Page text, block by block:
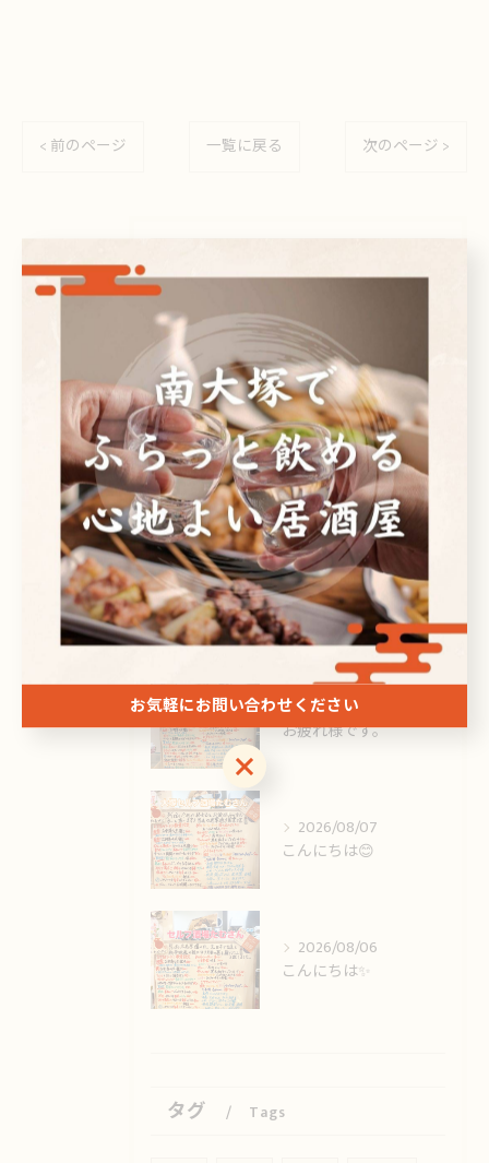
< 前のページ 一覧に戻る 次のページ >
全てのカテゴリー
日本酒
ビール
焼酎
刺身
ドリンク
最近の投稿 Recent Posts
2026/08/08
お疲れ様です。
2026/08/07
こんにちは😊
2026/08/06
こんにちは✨️
タグ Tags
お気軽にお問い合わせください
お気軽にお問い合わせください